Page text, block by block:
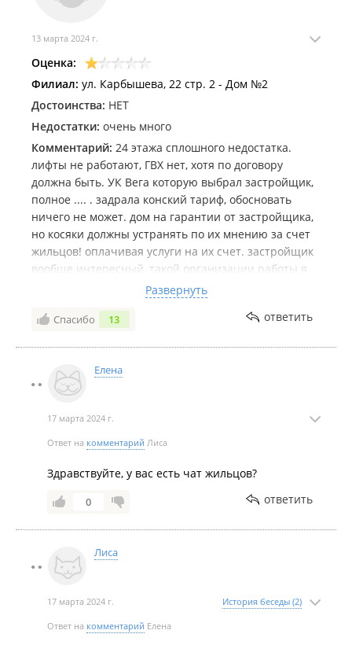
Октябрь 2021
Сентябрь 2021
Июль 2021
Июнь 2021
13 марта 2024 г.
Оценка:
Филиал: ул. Карбышева, 22 стр. 2 - Дом №2
Достоинства: НЕТ
Недостатки: очень много
Комментарий: 24 этажа сплошного недостатка.
лифты не работают, ГВХ нет, хотя по договору
должна быть. УК Вега которую выбрал застройщик,
полное .... . задрала конский тариф, обосновать
ничего не может. дом на гарантии от застройщика,
но косяки должны устранять по их мнению за счет
жильцов! оплачивая услуги на их счет. застройщик
вообще интересный, такой организации работы я
не видела никогда. информирования толком
никакого, взаимодействия тоже. никто не
компетентен в вопросах по дому, элементарно при
Развернуть
Спасибо 13 ответить
Елена
17 марта 2024 г.
Ответ на комментарий Лиса
Здравствуйте, у вас есть чат жильцов?
0 ответить
Лиса
17 марта 2024 г. История беседы (2)
Ответ на комментарий Елена